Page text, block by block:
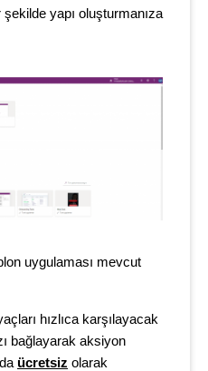
şekilde yapı oluşturmanıza
uygulaması mevcut
hızlıca karşılayacak
bağlayarak aksiyon
ücretsiz olarak